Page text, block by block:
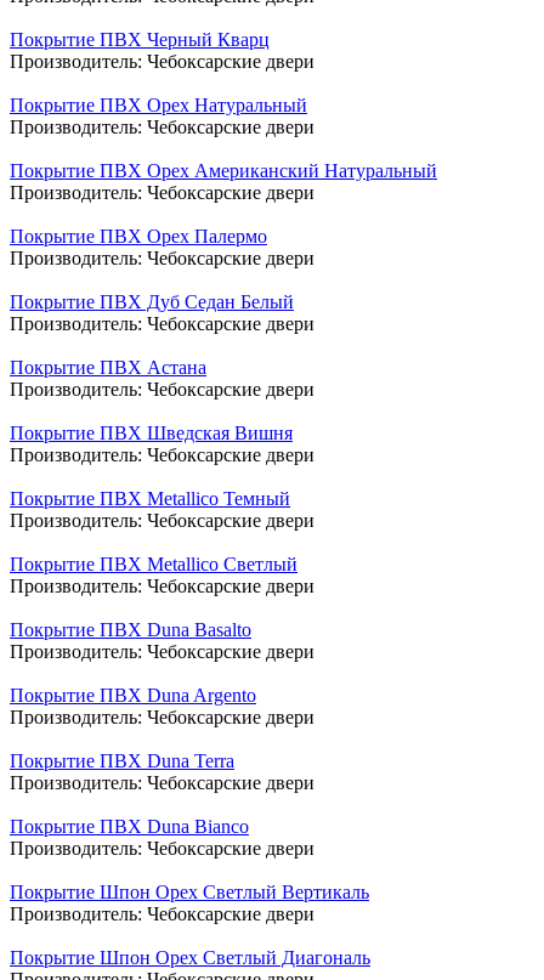
Покрытие ПВХ Черный Кварц
Производитель: Чебоксарские двери
Покрытие ПВХ Орех Натуральный
Производитель: Чебоксарские двери
Покрытие ПВХ Орех Американский Натуральный
Производитель: Чебоксарские двери
Покрытие ПВХ Орех Палермо
Производитель: Чебоксарские двери
Покрытие ПВХ Дуб Седан Белый
Производитель: Чебоксарские двери
Покрытие ПВХ Астана
Производитель: Чебоксарские двери
Покрытие ПВХ Шведская Вишня
Производитель: Чебоксарские двери
Покрытие ПВХ Metallico Темный
Производитель: Чебоксарские двери
Покрытие ПВХ Metallico Светлый
Производитель: Чебоксарские двери
Покрытие ПВХ Duna Basalto
Производитель: Чебоксарские двери
Покрытие ПВХ Duna Argento
Производитель: Чебоксарские двери
Покрытие ПВХ Duna Terra
Производитель: Чебоксарские двери
Покрытие ПВХ Duna Bianco
Производитель: Чебоксарские двери
Покрытие Шпон Орех Светлый Вертикаль
Производитель: Чебоксарские двери
Покрытие Шпон Орех Светлый Диагональ